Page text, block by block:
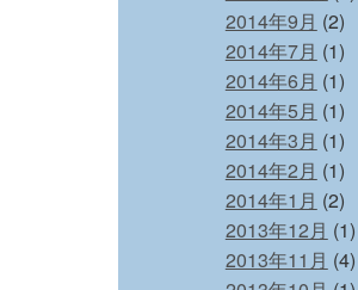
2014年9月 (2)
2014年7月 (1)
2014年6月 (1)
2014年5月 (1)
2014年3月 (1)
2014年2月 (1)
2014年1月 (2)
2013年12月 (1)
2013年11月 (4)